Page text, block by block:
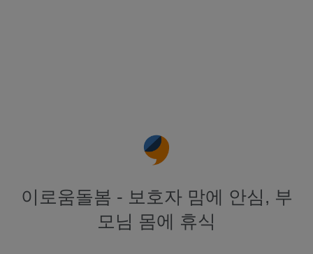
이로움돌봄 - 보호자 맘에 안심, 부
모님 몸에 휴식